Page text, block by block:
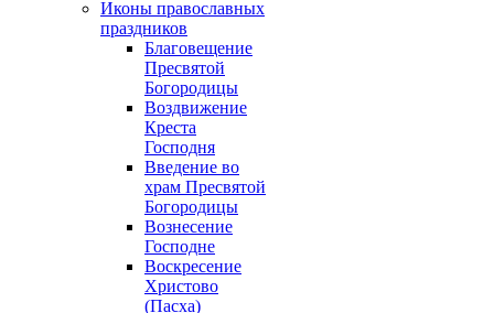
Иконы православных
праздников
Благовещение
Пресвятой
Богородицы
Воздвижение
Креста
Господня
Введение во
храм Пресвятой
Богородицы
Вознесение
Господне
Воскресение
Христово
(Пасха)